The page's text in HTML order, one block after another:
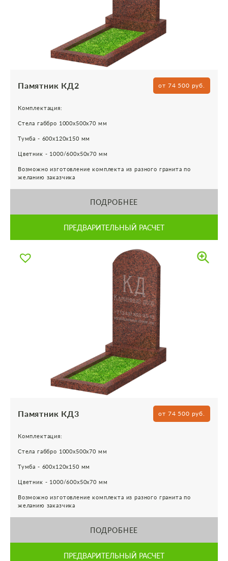
Памятник КД2 от 74 500 руб.
Комплектация:
Стела габбро 1000х500х70 мм
Тумба - 600х120х150 мм
Цветник - 1000/600х50х70 мм
Возможно изготовление комплекта из разного гранита по
желанию заказчика
ПОДРОБНЕЕ
ПРЕДВАРИТЕЛЬНЫЙ РАСЧЕТ
Памятник КД3 от 74 500 руб.
Комплектация:
Стела габбро 1000х500х70 мм
Тумба - 600х120х150 мм
Цветник - 1000/600х50х70 мм
Возможно изготовление комплекта из разного гранита по
желанию заказчика
ПОДРОБНЕЕ
ПРЕДВАРИТЕЛЬНЫЙ РАСЧЕТ